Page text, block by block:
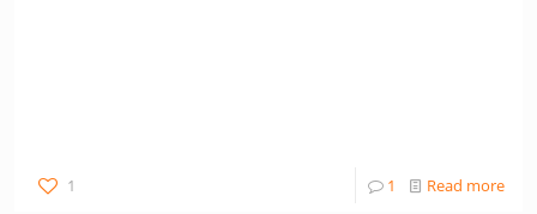
1 1 Read more